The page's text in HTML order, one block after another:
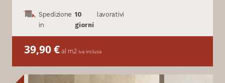
Spedizione
in
10
giorni
lavorativi
39,90€al m2 iva inclusa